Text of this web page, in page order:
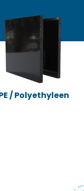
/ Polyethyleen